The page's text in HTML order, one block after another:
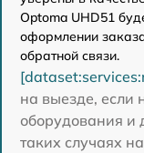
Optoma UHD51
оформлении
обратной связи.
на выезде, если
оборудования и
таких случаях